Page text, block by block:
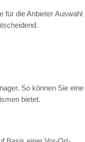
für die Anbieter Auswahl
So können Sie eine
bietet.